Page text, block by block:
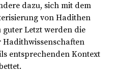
dazu, sich mit dem
von Hadithen
Letzt werden die
entsprechenden Kontext